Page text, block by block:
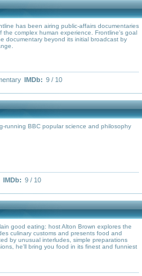
has been airing public-affairs documentaries
the complex human experience. Frontline's goal
documentary beyond its initial broadcast by
IMDb: 9 / 10
running BBC popular science and philosophy
IMDb: 9 / 10
good eating: host Alton Brown explores the
culinary customs and presents food and
by unusual interludes, simple preparations
he'll bring you food in its finest and funniest